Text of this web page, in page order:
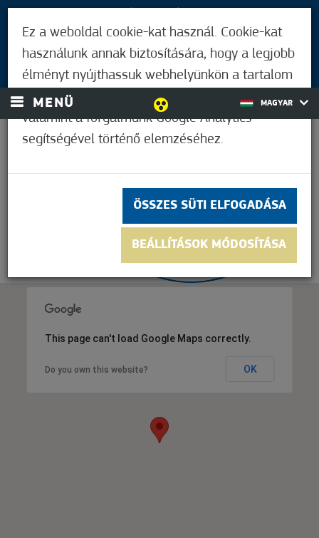
BEJELENTKEZÉS
MENÜ MAGYAR
This page can't load Google Maps correctly.
Do you own this website? OK
Ez a weboldal cookie-kat használ. Cookie-kat
használunk annak biztosítására, hogy a legjobb
élményt nyújthassuk webhelyünkön a tartalom
és a hirdetések személyre szabásához,
valamint a forgalmunk Google Analytics
segítségével történő elemzéséhez.
ÖSSZES SÜTI ELFOGADÁSA
BEÁLLÍTÁSOK MÓDOSÍTÁSA